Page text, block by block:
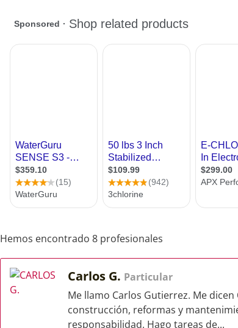
Hemos encontrado 8 profesionales
Carlos G. Particular
Me llamo Carlos Gutierrez. Me
construcción, reformas y
responsabilidad. Hago tareas de...